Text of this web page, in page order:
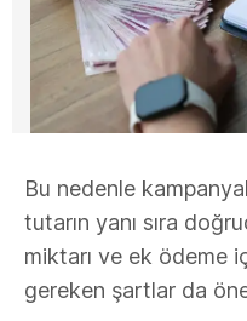
Bu nedenle
tutarın yanı sıra
miktarı ve ek ödeme
gereken şartlar da